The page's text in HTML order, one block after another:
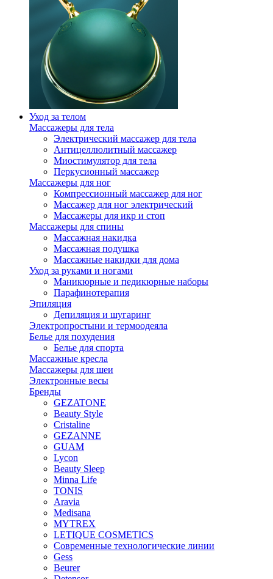
Уход за телом
Массажеры для тела
Электрический массажер для тела
Антицеллюлитный массажер
Миостимулятор для тела
Перкусионный массажер
Массажеры для ног
Компрессионный массажер для ног
Массажер для ног электрический
Массажеры для икр и стоп
Массажеры для спины
Массажная накидка
Массажная подушка
Массажные накидки для дома
Уход за руками и ногами
Маникюрные и педикюрные наборы
Парафинотерапия
Эпиляция
Депиляция и шугаринг
Электропростыни и термоодеяла
Белье для похудения
Белье для спорта
Массажные кресла
Массажеры для шеи
Электронные весы
Бренды
GEZATONE
Beauty Style
Cristaline
GEZANNE
GUAM
Lycon
Beauty Sleep
Minna Life
TONIS
Aravia
Medisana
MYTREX
LETIQUE COSMETICS
Современные технологические линии
Gess
Beurer